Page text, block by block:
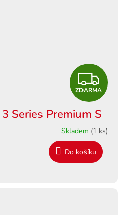
Z
D
A
R
M
ZDARMA
Series Premium S
Skladem (1 ks)
Do košíku